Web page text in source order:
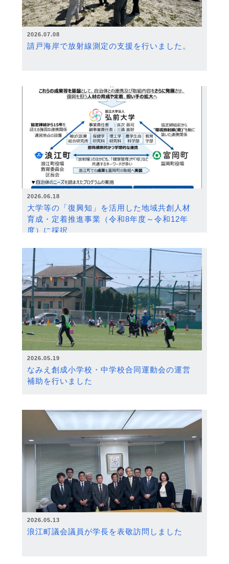
2026.07.08
請戸海岸で放射線測定の支援を行いました。
2026.06.18
大学等の「復興知」を活用した地域共創人材
育成・定着推進事業（令和8年度～令和12年
度）に採択
2026.05.19
なみえ創成小学校・中学校合同運動会の運営
補助を行いました
2026.05.13
浪江町議会議員が学長を表敬訪問しました